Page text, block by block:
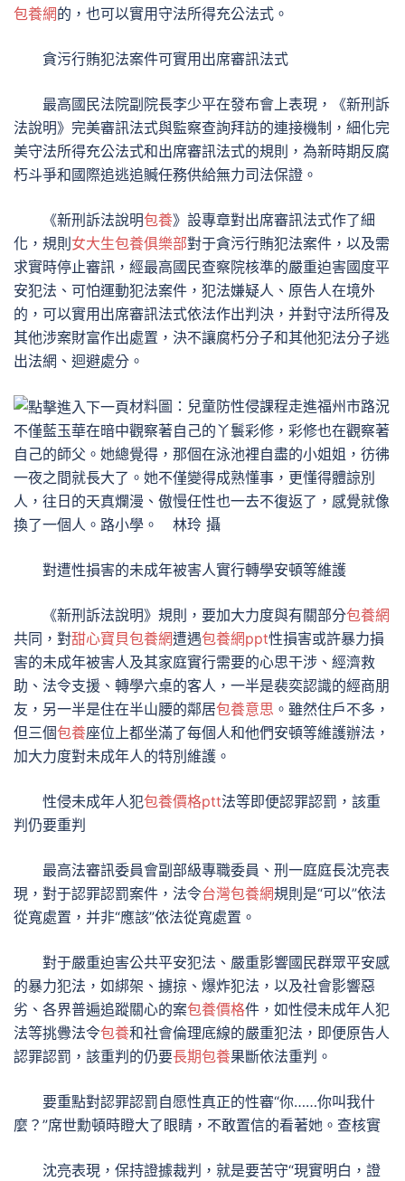
包養網的，也可以實用守法所得充公法式。
貪污行賄犯法案件可實用出席審訊法式
最高國民法院副院長李少平在發布會上表現，《新刑訴
法說明》完美審訊法式與監察查詢拜訪的連接機制，細化完
美守法所得充公法式和出席審訊法式的規則，為新時期反腐
朽斗爭和國際追逃追贓任務供給無力司法保證。
《新刑訴法說明包養》設專章對出席審訊法式作了細
化，規則女大生包養俱樂部對于貪污行賄犯法案件，以及需
求實時停止審訊，經最高國民查察院核準的嚴重迫害國度平
安犯法、可怕運動犯法案件，犯法嫌疑人、原告人在境外
的，可以實用出席審訊法式依法作出判決，并對守法所得及
其他涉案財富作出處置，決不讓腐朽分子和其他犯法分子逃
出法網、迴避處分。
材料圖：兒童防性侵課程走進福州市路況
不僅藍玉華在暗中觀察著自己的丫鬟彩修，彩修也在觀察著
自己的師父。她總覺得，那個在泳池裡自盡的小姐姐，彷彿
一夜之間就長大了。她不僅變得成熟懂事，更懂得體諒別
人，往日的天真爛漫、傲慢任性也一去不復返了，感覺就像
換了一個人。路小學。 林玲 攝
對遭性損害的未成年被害人實行轉學安頓等維護
《新刑訴法說明》規則，要加大力度與有關部分包養網
共同，對甜心寶貝包養網遭遇包養網ppt性損害或許暴力損
害的未成年被害人及其家庭實行需要的心思干涉、經濟救
助、法令支援、轉學六桌的客人，一半是裴奕認識的經商朋
友，另一半是住在半山腰的鄰居包養意思 。雖然住戶不多，
但三個包養座位上都坐滿了每個人和他們安頓等維護辦法，
加大力度對未成年人的特別維護。
性侵未成年人犯包養價格ptt法等即便認罪認罰，該重
判仍要重判
最高法審訊委員會副部級專職委員、刑一庭庭長沈亮表
現，對于認罪認罰案件，法令台灣包養網規則是“可以”依法
從寬處置，并非“應該”依法從寬處置。
對于嚴重迫害公共平安犯法、嚴重影響國民群眾平安感
的暴力犯法，如綁架、擄掠、爆炸犯法，以及社會影響惡
劣、各界普遍追蹤關心的案包養價格件，如性侵未成年人犯
法等挑釁法令包養和社會倫理底線的嚴重犯法，即便原告人
認罪認罰，該重判的仍要長期包養果斷依法重判。
要重點對認罪認罰自愿性真正的性審“你……你叫我什
麼？”席世勳頓時瞪大了眼睛，不敢置信的看著她。查核實
沈亮表現，保持證據裁判，就是要苦守“現實明白，證